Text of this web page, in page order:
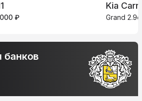
₽
Kia
Grand